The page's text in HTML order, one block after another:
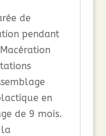
de
pendant
en
de 9 mois.
la